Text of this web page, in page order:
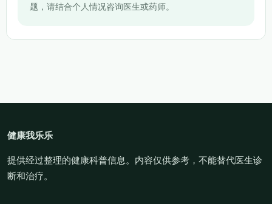
题，请结合个人情况咨询医生或药师。
健康我乐乐
提供经过整理的健康科普信息。内容仅供参考，不能替代医生诊
断和治疗。